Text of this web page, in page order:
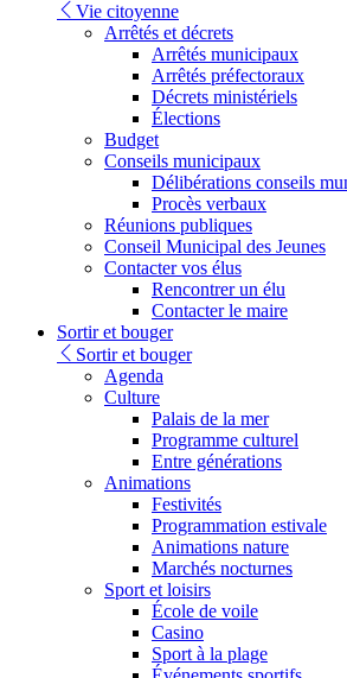
Vie citoyenne
Arrêtés et décrets
Arrêtés municipaux
Arrêtés préfectoraux
Décrets ministériels
Élections
Budget
Conseils municipaux
Délibérations conseils
Procès verbaux
Réunions publiques
Conseil Municipal des Jeunes
Contacter vos élus
Rencontrer un élu
Contacter le maire
Sortir et bouger
Sortir et bouger
Agenda
Culture
Palais de la mer
Programme culturel
Entre générations
Animations
Festivités
Programmation estivale
Animations nature
Marchés nocturnes
Sport et loisirs
École de voile
Casino
Sport à la plage